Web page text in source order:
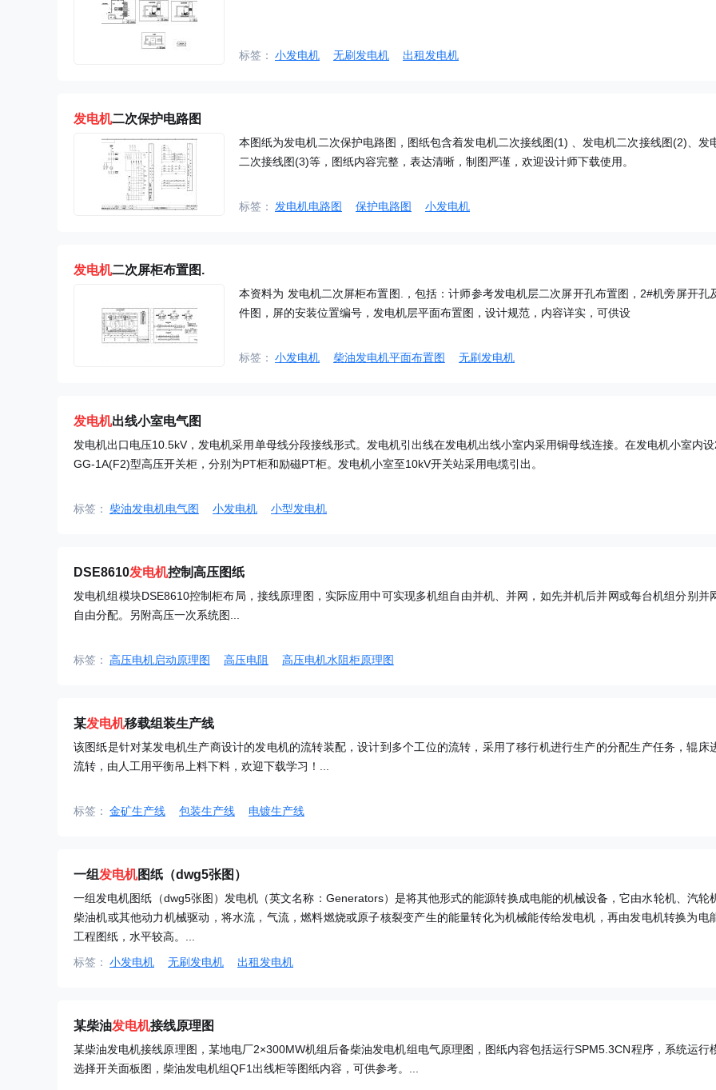
标签： 小发电机 无刷发电机 出租发电机
发电机二次保护电路图
本图纸为发电机二次保护电路图，图纸包含着发电机二次接线图(1) 、发电机二次接线图(2)、发
二次接线图(3)等，图纸内容完整，表达清晰，制图严谨，欢迎设计师下载使用。
标签： 发电机电路图 保护电路图 小发电机
发电机二次屏柜布置图.
本资料为 发电机二次屏柜布置图.，包括：计师参考发电机层二次屏开孔布置图，2#机旁屏开孔
件图，屏的安装位置编号，发电机层平面布置图，设计规范，内容详实，可供设
标签： 小发电机 柴油发电机平面布置图 无刷发电机
发电机出线小室电气图
发电机出口电压10.5kV，发电机采用单母线分段接线形式。发电机引出线在发电机出线小室内采用铜母线连接。在发电机小室内
GG-1A(F2)型高压开关柜，分别为PT柜和励磁PT柜。发电机小室至10kV开关站采用电缆引出。
标签： 柴油发电机电气图 小发电机 小型发电机
DSE8610发电机控制高压图纸
发电机组模块DSE8610控制柜布局，接线原理图，实际应用中可实现多机组自由并机、并网，如先并机后并网或每台机组分别并
自由分配。另附高压一次系统图...
标签： 高压电机启动原理图 高压电阻 高压电机水阻柜原理图
某发电机移载组装生产线
该图纸是针对某发电机生产商设计的发电机的流转装配，设计到多个工位的流转，采用了移行机进行生产的分配生产任务，辊床
流转，由人工用平衡吊上料下料，欢迎下载学习！...
标签： 金矿生产线 包装生产线 电镀生产线
一组发电机图纸（dwg5张图）
一组发电机图纸（dwg5张图）发电机（英文名称：Generators）是将其他形式的能源转换成电能的机械设备，它由水轮机、汽轮
柴油机或其他动力机械驱动，将水流，气流，燃料燃烧或原子核裂变产生的能量转化为机械能传给发电机，再由发电机转换为电
工程图纸，水平较高。...
标签： 小发电机 无刷发电机 出租发电机
某柴油发电机接线原理图
某柴油发电机接线原理图，某地电厂2×300MW机组后备柴油发电机组电气原理图，图纸内容包括运行SPM5.3CN程序，系统运行
选择开关面板图，柴油发电机组QF1出线柜等图纸内容，可供参考。...